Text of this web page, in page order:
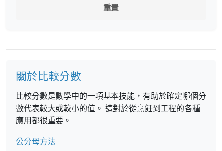
重置
關於比較分數
比較分數是數學中的一項基本技能，有助於確定哪個分
數代表較大或較小的值。 這對於從烹飪到工程的各種
應用都很重要。
公分母方法